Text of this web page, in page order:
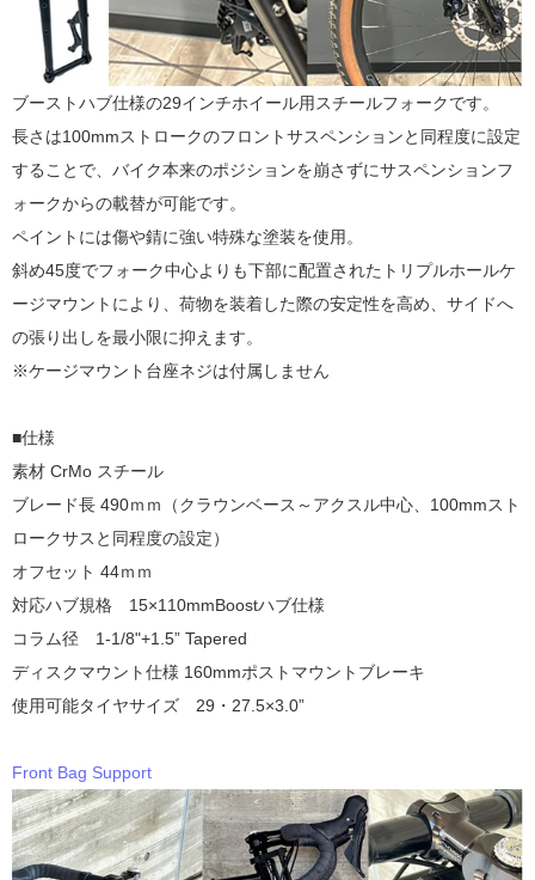
ブーストハブ仕様の29インチホイール用スチールフォークです。
長さは100mmストロークのフロントサスペンションと同程度に設定
することで、バイク本来のポジションを崩さずにサスペンションフ
ォークからの載替が可能です。
ペイントには傷や錆に強い特殊な塗装を使用。
斜め45度でフォーク中心よりも下部に配置されたトリプルホールケ
ージマウントにより、荷物を装着した際の安定性を高め、サイドへ
の張り出しを最小限に抑えます。
※ケージマウント台座ネジは付属しません
■仕様
素材 CrMo スチール
ブレード長 490ｍｍ（クラウンベース～アクスル中心、100mmスト
ロークサスと同程度の設定）
オフセット 44ｍｍ
対応ハブ規格 15×110mmBoostハブ仕様
コラム径 1-1/8"+1.5” Tapered
ディスクマウント仕様 160mmポストマウントブレーキ
使用可能タイヤサイズ 29・27.5×3.0”
Front Bag Support